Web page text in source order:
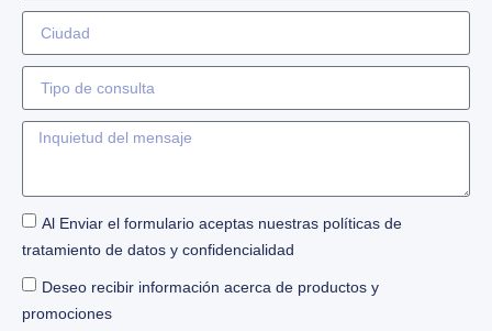
Al Enviar el formulario aceptas nuestras políticas de
tratamiento de datos y confidencialidad
Deseo recibir información acerca de productos y
promociones